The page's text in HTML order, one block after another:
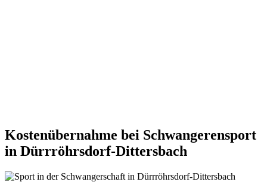
Kostenübernahme bei Schwangerensport
in Dürrröhrsdorf-Dittersbach